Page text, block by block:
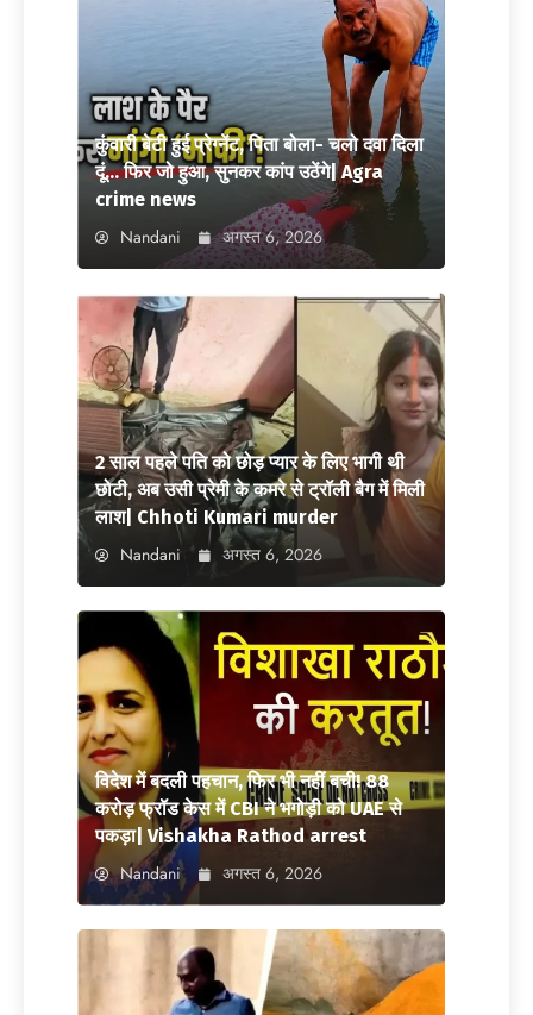
कुंवारी बेटी हुई प्रेग्नेंट, पिता बोला- चलो दवा दिला
दूं… फिर जो हुआ, सुनकर कांप उठेंगे| Agra
crime news
Nandani अगस्त 6, 2026
2 साल पहले पति को छोड़ प्यार के लिए भागी थी
छोटी, अब उसी प्रेमी के कमरे से ट्रॉली बैग में मिली
लाश| Chhoti Kumari murder
Nandani अगस्त 6, 2026
विदेश में बदली पहचान, फिर भी नहीं बची! 88
करोड़ फ्रॉड केस में CBI ने भगोड़ी को UAE से
पकड़ा| Vishakha Rathod arrest
Nandani अगस्त 6, 2026